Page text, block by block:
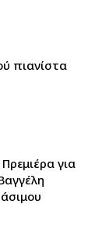
πιανίστα
για